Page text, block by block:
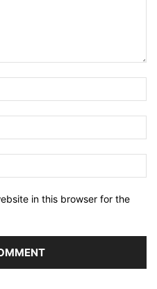
in this browser for the